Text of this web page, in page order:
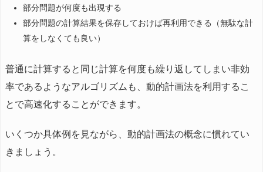
部分問題が何度も出現する
部分問題の計算結果を保存しておけば再利用できる（無駄な計
算をしなくても良い）
普通に計算すると同じ計算を何度も繰り返してしまい非効
率であるようなアルゴリズムも、動的計画法を利用するこ
とで高速化することができます。
いくつか具体例を見ながら、動的計画法の概念に慣れてい
きましょう。